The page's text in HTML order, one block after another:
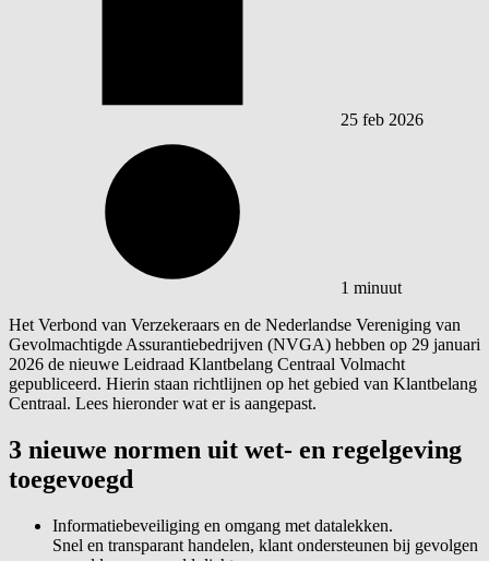
25 feb 2026
1 minuut
Het Verbond van Verzekeraars en de Nederlandse Vereniging van
Gevolmachtigde Assurantiebedrijven (NVGA) hebben op 29 januari
2026 de nieuwe Leidraad Klantbelang Centraal Volmacht
gepubliceerd. Hierin staan richtlijnen op het gebied van Klantbelang
Centraal. Lees hieronder wat er is aangepast.
3 nieuwe normen uit wet- en regelgeving
toegevoegd
Informatiebeveiliging en omgang met datalekken.
Snel en transparant handelen, klant ondersteunen bij gevolgen